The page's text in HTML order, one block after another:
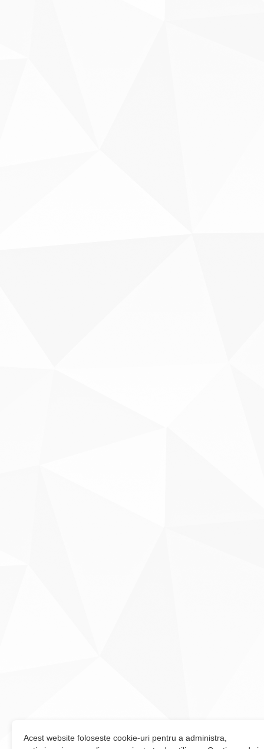
Acest website foloseste cookie-uri pentru a administra,